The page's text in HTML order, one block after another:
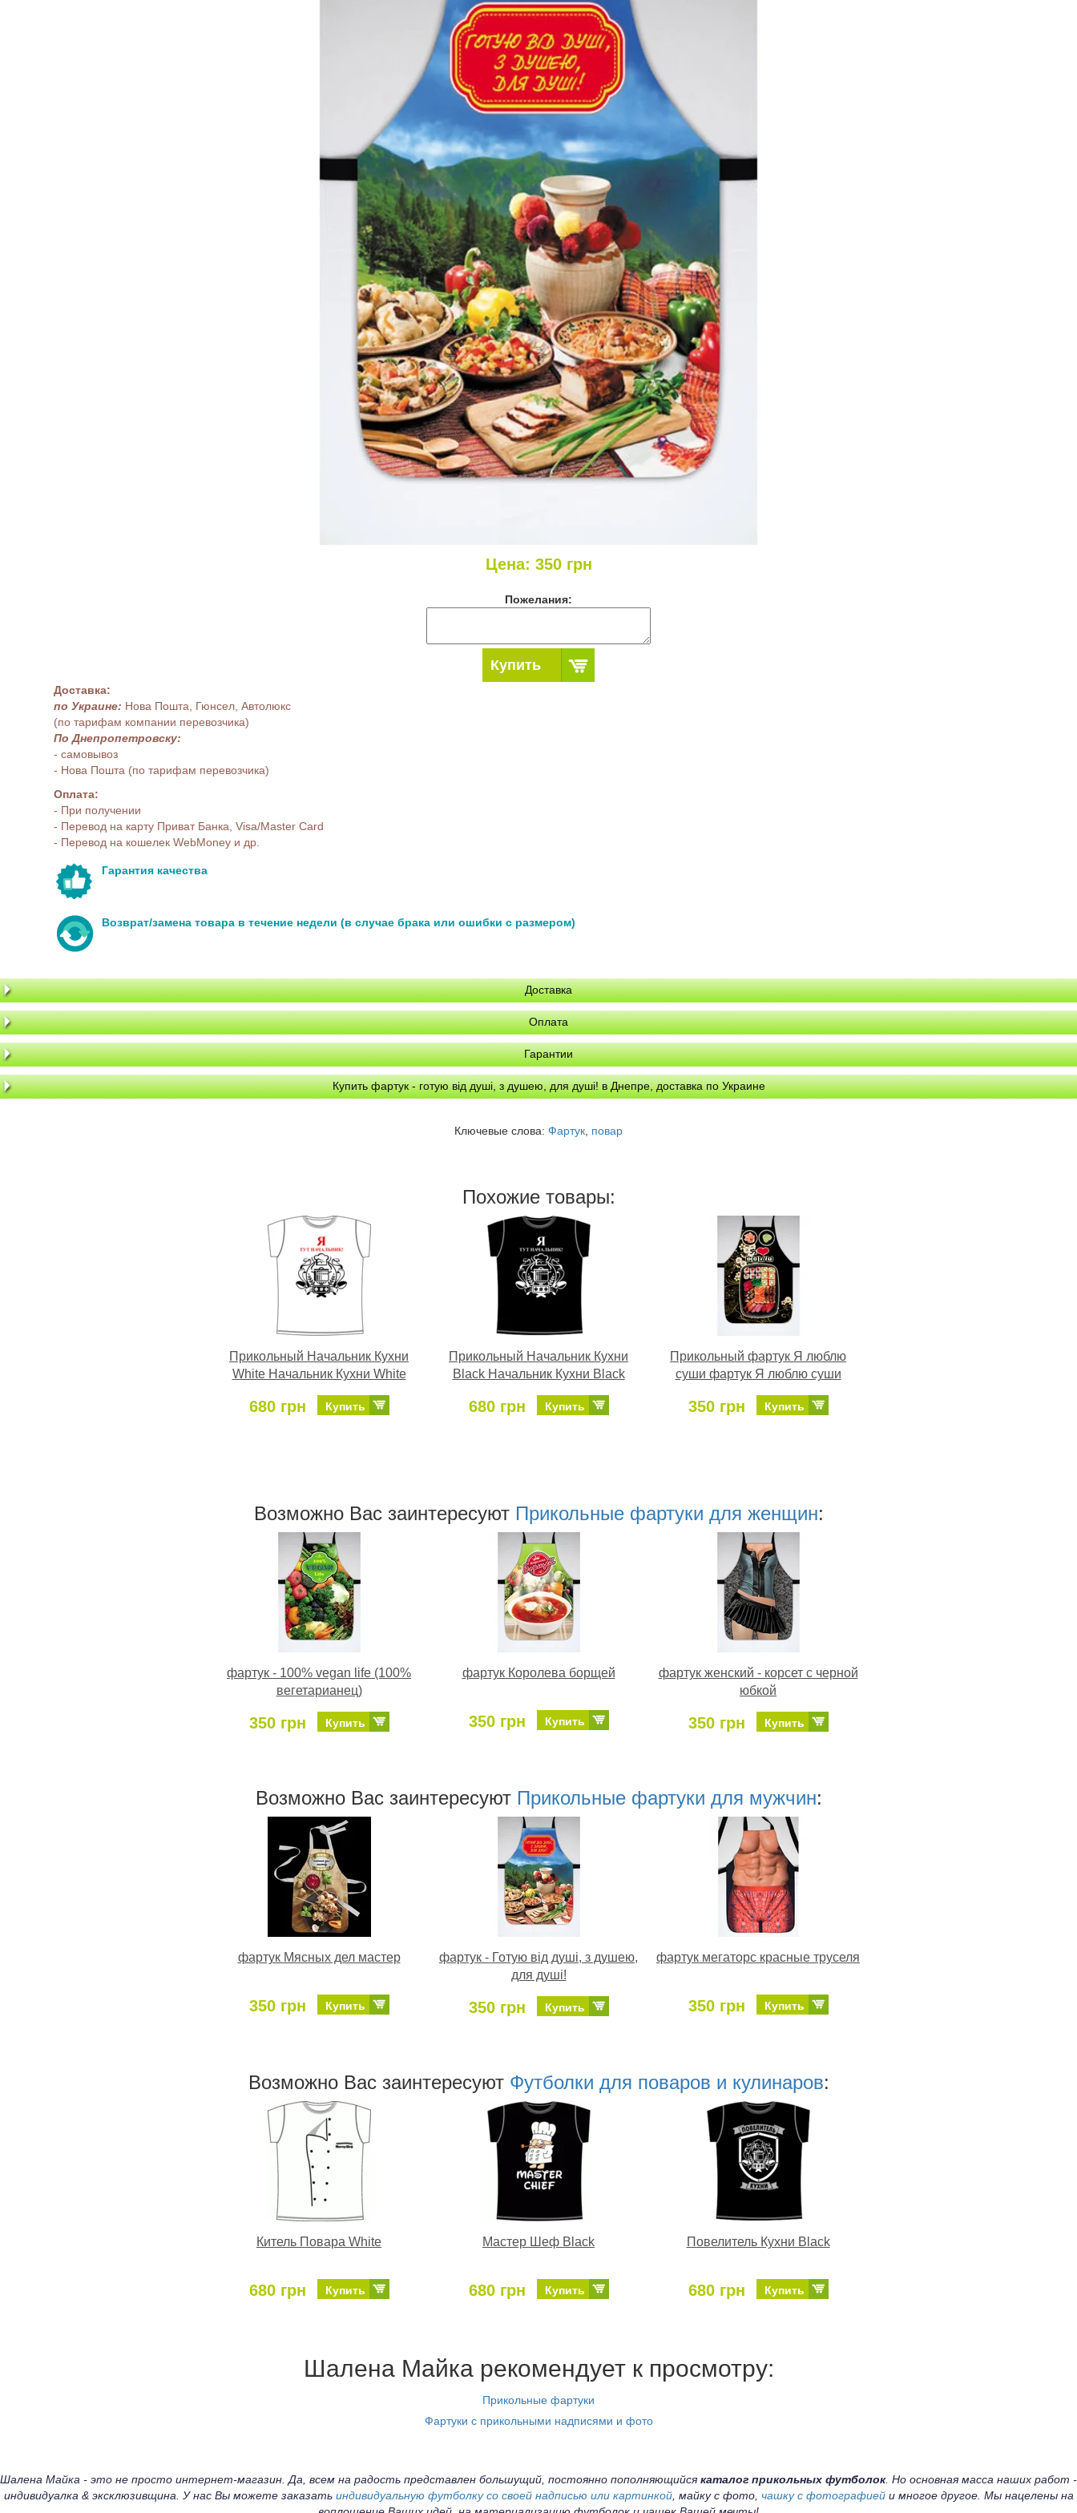
Цена: 350грн
Пожелания:
Купить
Доставка:
по Украине: Нова Пошта, Гюнсел, Автолюкс
(по тарифам компании перевозчика)
По Днепропетровску:
- самовывоз
- Нова Пошта (по тарифам перевозчика)
Оплата:
- При получении
- Перевод на карту Приват Банка, Visa/Master Card
- Перевод на кошелек WebMoney и др.
Гарантия качества
Возврат/замена товара в течение недели (в случае брака или ошибки с размером)
Доставка
Оплата
Гарантии
Купить фартук - готую від душі, з душею, для душі! в Днепре, доставка по Украине
Ключевые слова: Фартук повар
Похожие товары:
Прикольный Начальник Кухни
White Начальник Кухни White
680 грн Купить
Прикольный Начальник Кухни
Black Начальник Кухни Black
680 грн Купить
Прикольный фартук Я люблю
суши фартук Я люблю суши
350 грн Купить
Возможно Ваc заинтересуют Прикольные фартуки для женщин:
фартук - 100% vegan life (100%
вегетарианец)
350 грн Купить
фартук Королева борщей
350 грн Купить
фартук женский - корсет с черной
юбкой
350 грн Купить
Возможно Ваc заинтересуют Прикольные фартуки для мужчин:
фартук Мясных дел мастер
350 грн Купить
фартук - Готую від душі, з душею,
для душі!
350 грн Купить
фартук мегаторс красные труселя
350 грн Купить
Возможно Ваc заинтересуют Футболки для поваров и кулинаров:
Китель Повара White
680 грн Купить
Мастер Шеф Black
680 грн Купить
Повелитель Кухни Black
680 грн Купить
Шалена Майка рекомендует к просмотру:
Прикольные фартуки
Фартуки с прикольными надписями и фото
Шалена Майка - это не просто интернет-магазин. Да, всем на радость представлен большущий, постоянно пополняющийся каталог прикольных футболок. Но основная масса наших работ -
индивидуалка & эксклюзивщина. У нас Вы можете заказать индивидуальную футболку со своей надписью или картинкой, майку с фото, чашку с фотографиейи многое другое. Мы нацелены на